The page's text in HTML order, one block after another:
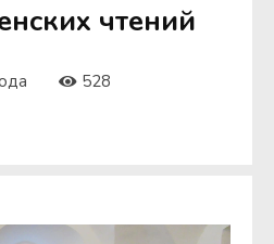
чтений
528